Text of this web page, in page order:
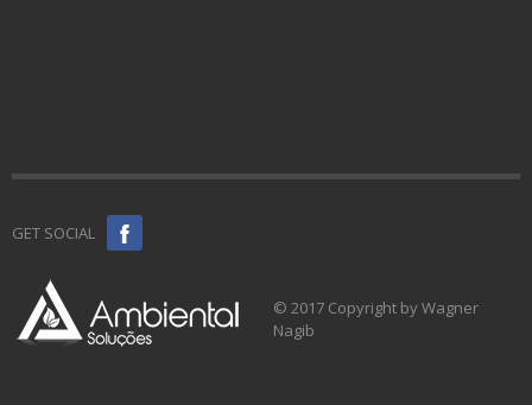
GET SOCIAL
© 2017 Copyright by Wagner
Nagib